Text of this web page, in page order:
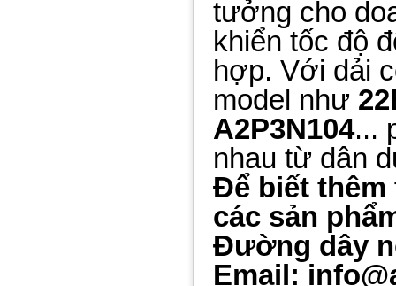
tưởng cho
khiển tốc độ
hợp. Với dải
model như
A2P3N104...
nhau từ dân
Để biết thêm
các sản
Đường dây
Email: